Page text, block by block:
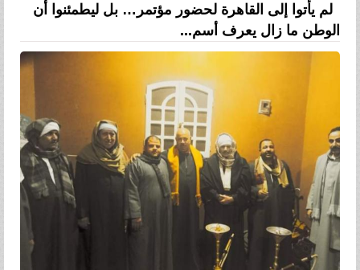
لم يأتوا إلى القاهرة لحضور مؤتمر… بل ليطمئنوا أن
الوطن ما زال يعرف أسم...